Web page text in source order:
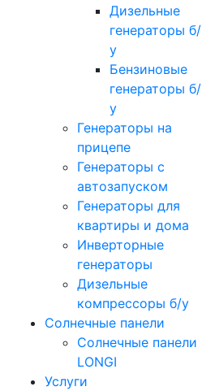
Дизельные
генераторы б/
у
Бензиновые
генераторы б/
у
Генераторы на
прицепе
Генераторы с
автозапуском
Генераторы для
квартиры и дома
Инверторные
генераторы
Дизельные
компрессоры б/у
Солнечные панели
Солнечные панели
LONGI
Услуги